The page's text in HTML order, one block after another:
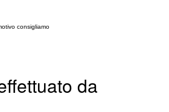
consigliamo
da